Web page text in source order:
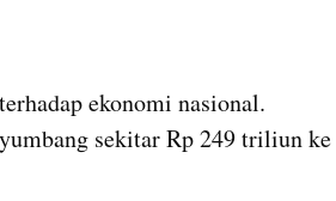
ekonomi nasional.
sekitar Rp 249 triliun ke